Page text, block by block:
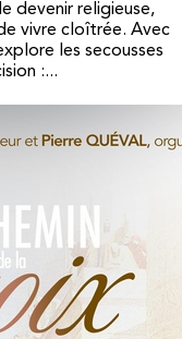
devenir religieuse,
vivre cloîtrée. Avec
les secousses
:...